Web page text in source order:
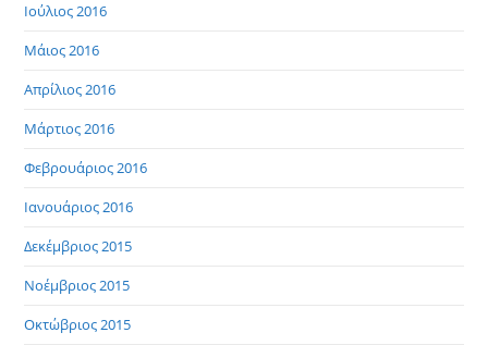
Ιούλιος 2016
Μάιος 2016
Απρίλιος 2016
Μάρτιος 2016
Φεβρουάριος 2016
Ιανουάριος 2016
Δεκέμβριος 2015
Νοέμβριος 2015
Οκτώβριος 2015